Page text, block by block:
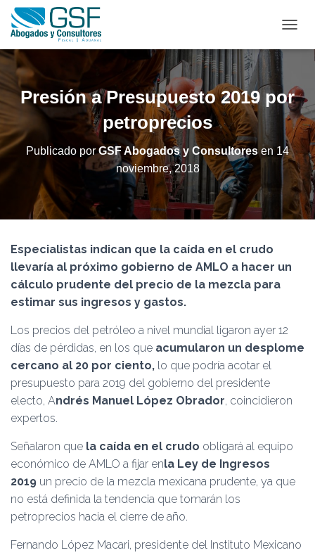
A
I
A
R
M
O
D
O
N
A
G
Presión a Presupuesto 2019 por
petroprecios
Publicado porGSF Abogados y Consultores en 14
noviembre, 2018
Especialistas indican que la caída en el crudo
llevaría al próximo gobierno de AMLO a hacer un
cálculo prudente del precio de la mezcla para
estimar sus ingresos y gastos.
Los precios del petróleo a nivel mundial ligaron ayer 12
días de pérdidas, en los que acumularon un desplome
cercano al 20 por ciento, lo que podría acotar el
presupuesto para 2019 del gobierno del presidente
electo, Andrés Manuel López Obrador, coincidieron
expertos.
Señalaron que la caída en el crudo obligará al equipo
económico de AMLO a fijar enla Ley de Ingresos
2019 un precio de la mezcla mexicana prudente, ya que
no está definida la tendencia que tomarán los
petroprecios hacia el cierre de año.
Fernando López Macari, presidente del Instituto Mexicano